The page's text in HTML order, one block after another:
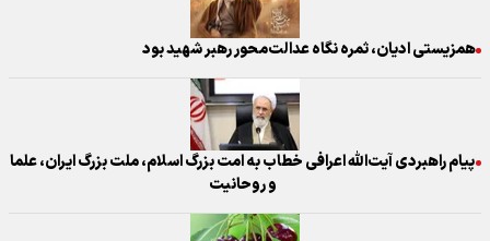
همزیستی ادیان، ثمره نگاه عدالت‌محور رهبر شهید بود
پیام راهبردی آیت‌الله اعرافی خطاب به امت بزرگ اسلام، ملت بزرگ ایران، علما
و روحانیت